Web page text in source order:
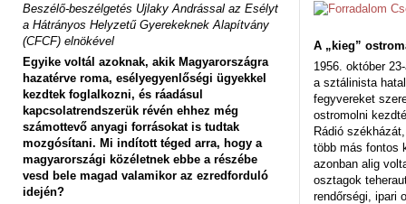
Beszélő-beszélgetés Ujlaky Andrással az Esélyt
a Hátrányos Helyzetű Gyerekeknek Alapítvány
(CFCF) elnökével
Egyike voltál azoknak, akik Magyarországra
hazatérve roma, esélyegyenlőségi ügyekkel
kezdtek foglalkozni, és ráadásul
kapcsolatrendszerük révén ehhez még
számottevő anyagi forrásokat is tudtak
mozgósítani. Mi indított téged arra, hogy a
magyarországi közéletnek ebbe a részébe
vesd bele magad valamikor az ezredforduló
idején?
A „kieg”
1956. október
a sztálinista
fegyvereket
ostromolni
Rádió
több más fontos
azonban alig
osztagok
rendőrségi, ipari